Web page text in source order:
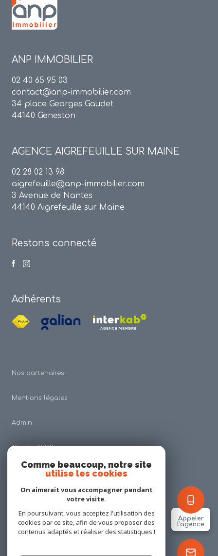
Appeler
l'agence
ANP IMMOBILIER
02 40 65 95 03
contact@anp-immobilier.com
34 place Georges Gaudet
44140 Geneston
AGENCE AIGREFEUILLE SUR MAINE
02 28 02 13 98
aigrefeuille@anp-immobilier.com
3 Avenue de Nantes
44140 Aigrefeuille sur Maine
Restons connecté
Adhérents
Nos partenaires
Mentions légales
Admin
Charte RGDP
Nos honoraires
Cookies
Comme beaucoup, notre site
utilise les cookies
On aimerait vous accompagner pendant
votre visite.
En poursuivant, vous acceptez l'utilisation des
cookies par ce site, afin de vous proposer des
contenus adaptés et réaliser des statistiques !